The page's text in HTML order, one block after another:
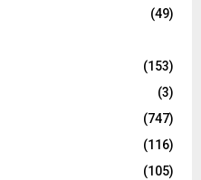
(49)
(153)
(3)
(747)
(116)
(105)